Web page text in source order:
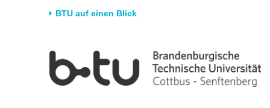
BTU auf einen Blick
Universität Forschung